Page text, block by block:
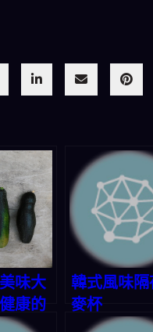
味大
康的
韓式風味
麥杯